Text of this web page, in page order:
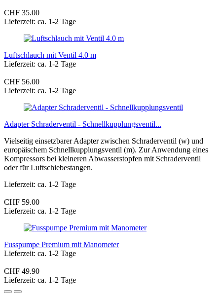
CHF 35.00
Lieferzeit: ca. 1-2 Tage
Luftschlauch mit Ventil 4.0 m
Lieferzeit: ca. 1-2 Tage
CHF 56.00
Lieferzeit: ca. 1-2 Tage
Adapter Schraderventil - Schnellkupplungsventil...
Vielseitig einsetzbarer Adapter zwischen Schraderventil (w) und
europäischem Schnellkupplungsventil (m). Zur Anwendung eines
Kompressors bei kleineren Abwasserstopfen mit Schraderventil
oder für Luftschiebestangen.
Lieferzeit: ca. 1-2 Tage
CHF 59.00
Lieferzeit: ca. 1-2 Tage
Fusspumpe Premium mit Manometer
Lieferzeit: ca. 1-2 Tage
CHF 49.90
Lieferzeit: ca. 1-2 Tage